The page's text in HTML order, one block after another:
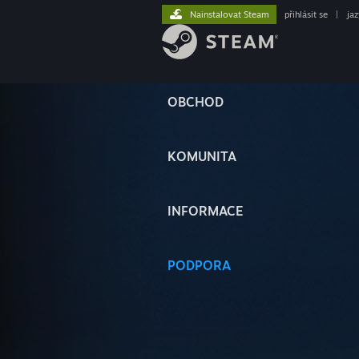
OBCHOD
KOMUNITA
INFORMACE
PODPORA
Nainstalovat Steam přihlásit se